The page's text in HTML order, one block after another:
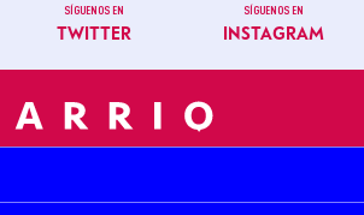
SÍGUENOS EN
TWITTER
SÍGUENOS EN
INSTAGRAM